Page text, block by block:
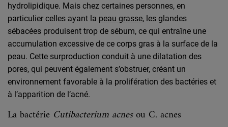
hydrolipidique. Mais chez certaines personnes, en
particulier celles ayant la peau grasse, les glandes
sébacées produisent trop de sébum, ce qui entraîne une
accumulation excessive de ce corps gras à la surface de la
peau. Cette surproduction conduit à une dilatation des
pores, qui peuvent également s’obstruer, créant un
environnement favorable à la prolifération des bactéries et
à l’apparition de l’acné.
La bactérie Cutibacterium acnesou C. acnes